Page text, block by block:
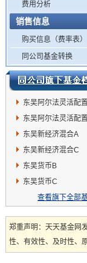
费用分析
销售信息
购买信息（费率表）
同公司基金转换
东吴阿尔法灵活配
A
东吴阿尔法灵活配
C
东吴新经济混合A
东吴新经济混合C
东吴货币B
东吴货币C
查看旗下全部
郑重声明：天天基金网
性、有效性、及时性、